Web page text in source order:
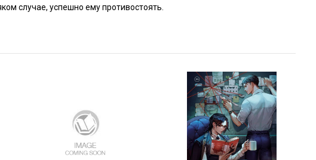
случае, успешно ему противостоять.